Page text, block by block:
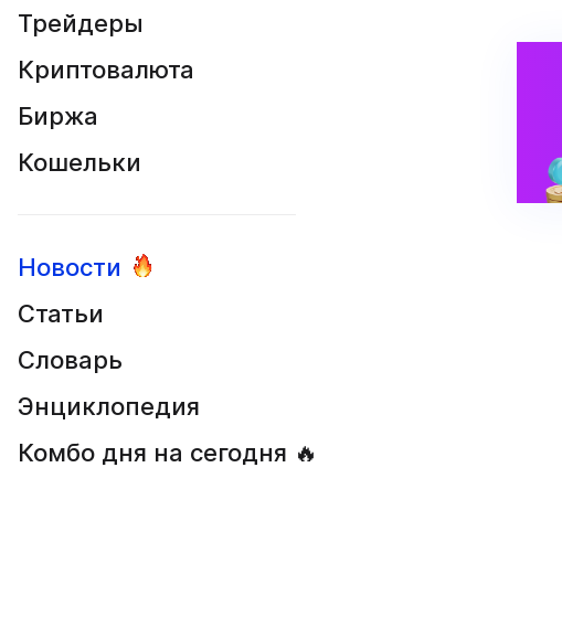
Трейдеры
Криптовалюта
Биржа
Кошельки
Новости
Статьи
Словарь
Энциклопедия
Комбо дня на сегодня 🔥